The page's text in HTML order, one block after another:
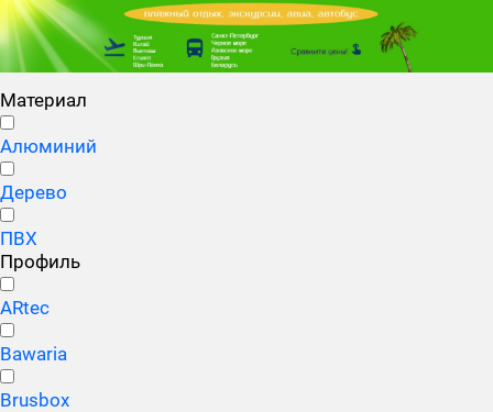
Материал
Алюминий
Дерево
ПВХ
Профиль
ARtec
Bawaria
Brusbox